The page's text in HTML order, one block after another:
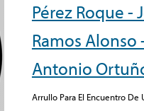
Pérez Roque -
Ramos Alonso
Antonio
Arrullo Para El Encuentro De